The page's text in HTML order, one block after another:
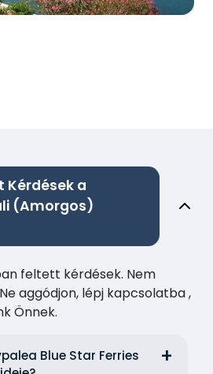
Kérdések a
(Amorgos)
feltett kérdések. Nem
aggódjon, lépj kapcsolatba ,
Önnek.
Blue Star Ferries